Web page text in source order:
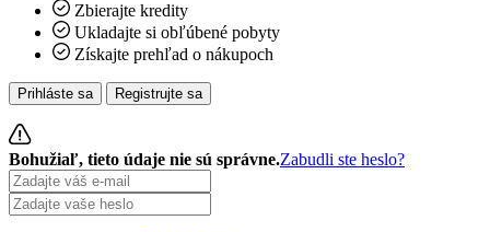
Zbierajte kredity
Ukladajte si obľúbené pobyty
Získajte prehľad o nákupoch
Prihláste sa Registrujte sa
Bohužiaľ, tieto údaje nie sú správne.Zabudli ste heslo?